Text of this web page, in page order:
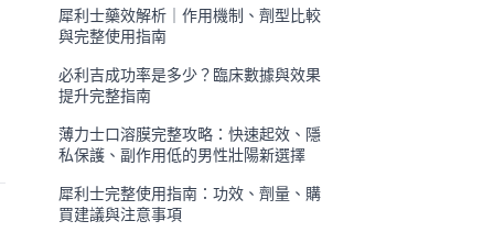
犀利士藥效解析｜作用機制、劑型比較
與完整使用指南
必利吉成功率是多少？臨床數據與效果
提升完整指南
薄力士口溶膜完整攻略：快速起效、隱
私保護、副作用低的男性壯陽新選擇
犀利士完整使用指南：功效、劑量、購
買建議與注意事項